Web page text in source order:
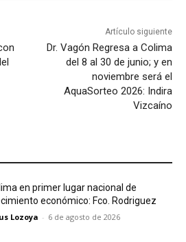
Artículo siguiente
Dr. Vagón Regresa a Colima
del 8 al 30 de junio; y en
noviembre será el
AquaSorteo 2026: Indira
Vizcaíno
en primer lugar nacional de
económico: Fco. Rodriguez
Lozoya - 6 de agosto de 2026